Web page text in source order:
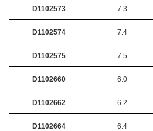
D1102573 7.3
D1102574 7.4
D1102575 7.5
D1102660 6.0
D1102662 6.2
D1102664 6.4